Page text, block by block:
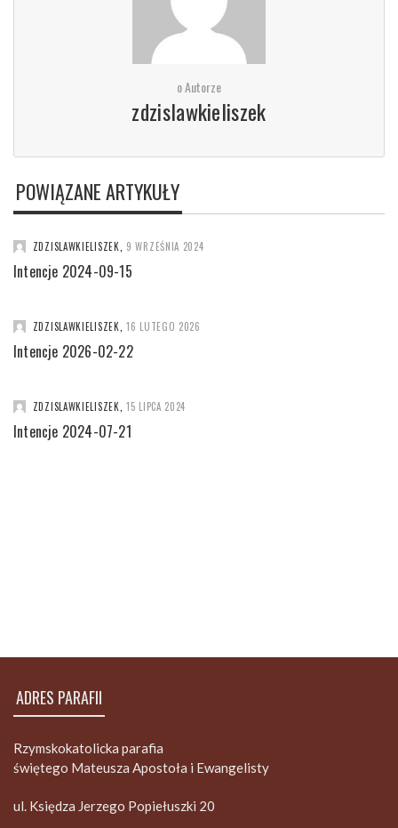
o Autorze
zdzislawkieliszek
POWIĄZANE ARTYKUŁY
ZDZISLAWKIELISZEK 9 WRZEŚNIA 2024
Intencje 2024-09-15
ZDZISLAWKIELISZEK 16 LUTEGO 2026
Intencje 2026-02-22
ZDZISLAWKIELISZEK 15 LIPCA 2024
Intencje 2024-07-21
ADRES PARAFII
Rzymskokatolicka parafia
świętego Mateusza Apostoła i Ewangelisty
ul. Księdza Jerzego Popiełuszki 20